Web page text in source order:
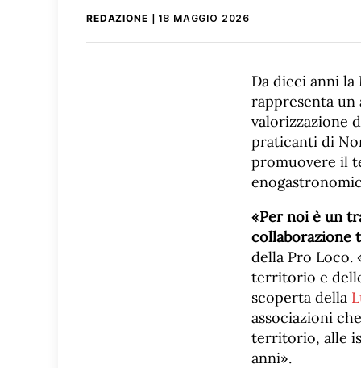
REDAZIONE 18 MAGGIO 2026
Da dieci anni
rappresenta
valorizzazione
praticanti di
promuovere il
«Per noi è un
collaborazione
della Pro Loco.
territorio e
scoperta della
associazioni
territorio, alle
anni».